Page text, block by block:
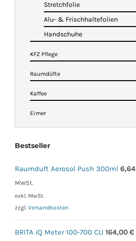
Stretchfolie
Alu- & Frischhaltefolien
Handschuhe
KFZ Pflege
Raumdüfte
Kaffee
Eimer
Bestseller
Raumduft Aerosol Push 300ml 6,64
MWSt.
exkl. MwSt.
zzgl. Versandkosten
BRITA iQ Meter 100-700 CU 164,00 €